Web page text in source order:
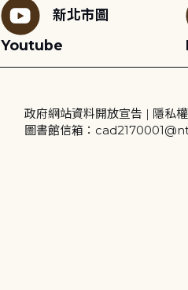
新北市圖
Youtube
政府網站資料開放宣告 | 隱私
圖書館信箱：